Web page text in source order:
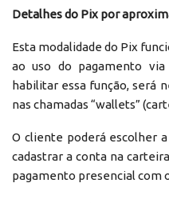
Detalhes do Pix por
Esta modalidade do Pix
ao uso do pagamento
habilitar essa função, será
nas chamadas “wallets”
O cliente poderá escolher
cadastrar a conta na
pagamento presencial com